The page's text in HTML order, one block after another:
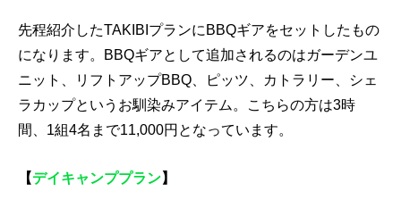
先程紹介したTAKIBIプランにBBQギアをセットしたもの
になります。BBQギアとして追加されるのはガーデンユ
ニット、リフトアップBBQ、ピッツ、カトラリー、シェ
ラカップというお馴染みアイテム。こちらの方は3時
間、1組4名まで11,000円となっています。
【デイキャンププラン】